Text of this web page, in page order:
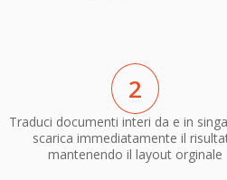
2
Traduci documenti interi da e in
scarica immediatamente il
mantenendo il layout orginale